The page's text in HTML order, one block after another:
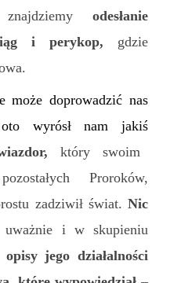
odesłanie
i perykop, gdzie
może doprowadzić nas
wyrósł nam jakiś
który swoim
Proroków,
zadziwił świat.Nic
uważnie i w skupieniu
jego działalności